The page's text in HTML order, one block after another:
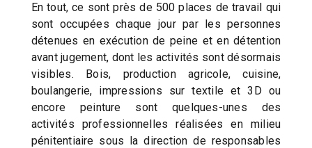
En tout, ce sont près de 500 places de travail qui
sont occupées chaque jour par les personnes
détenues en exécution de peine et en détention
avant jugement, dont les activités sont désormais
visibles. Bois, production agricole, cuisine,
boulangerie, impressions sur textile et 3D ou
encore peinture sont quelques-unes des
activités professionnelles réalisées en milieu
pénitentiaire sous la direction de responsables